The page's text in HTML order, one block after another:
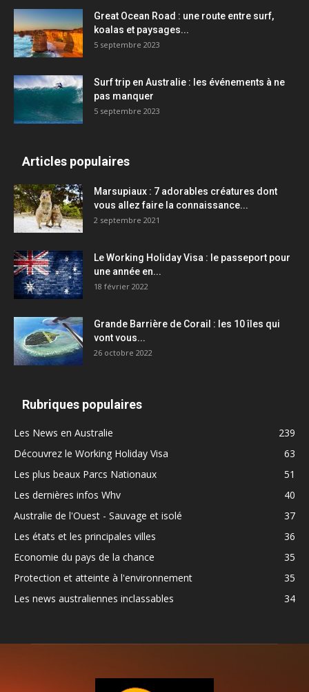
Great Ocean Road : une route entre surf,
koalas et paysages...
5 septembre 2023
Surf trip en Australie : les événements à ne
pas manquer
5 septembre 2023
Articles populaires
Marsupiaux : 7 adorables créatures dont
vous allez faire la connaissance...
2 septembre 2021
Le Working Holiday Visa : le passeport pour
une année en...
18 février 2022
Grande Barrière de Corail : les 10 îles qui
vont vous...
26 octobre 2022
Rubriques populaires
Les News en Australie
239
Découvrez le Working Holiday Visa
63
Les plus beaux Parcs Nationaux
51
Les dernières infos Whv
40
Australie de l'Ouest - Sauvage et isolé
37
Les états et les principales villes
36
Economie du pays de la chance
35
Protection et atteinte à l'environnement
35
Les news australiennes inclassables
34